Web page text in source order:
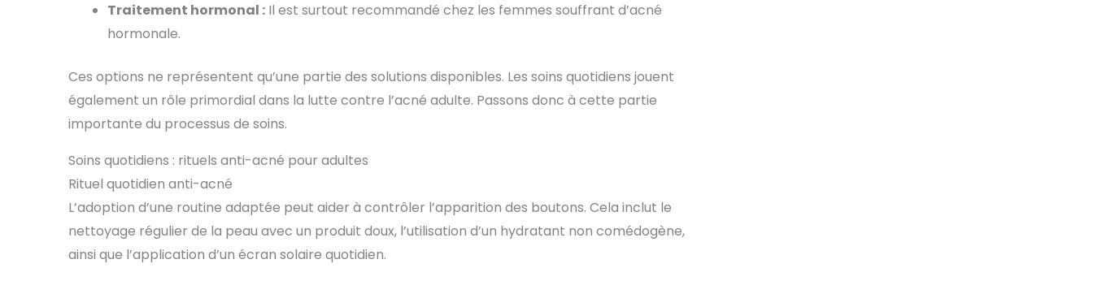
Traitement hormonal : Il est surtout recommandé chez les femmes souffrant d’acné
hormonale.
Ces options ne représentent qu’une partie des solutions disponibles. Les soins quotidiens jouent
également un rôle primordial dans la lutte contre l’acné adulte. Passons donc à cette partie
importante du processus de soins.
Soins quotidiens : rituels anti-acné pour adultes
Rituel quotidien anti-acné
L’adoption d’une routine adaptée peut aider à contrôler l’apparition des boutons. Cela inclut le
nettoyage régulier de la peau avec un produit doux, l’utilisation d’un hydratant non comédogène,
ainsi que l’application d’un écran solaire quotidien.